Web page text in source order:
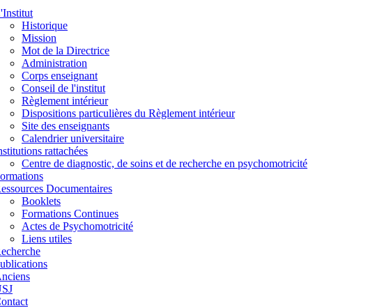
Historique
Mission
Mot de la Directrice
Administration
Corps enseignant
Conseil de l'institut
Règlement intérieur
Dispositions particulières du Règlement intérieur
Site des enseignants
Calendrier universitaire
rattachées
Centre de diagnostic, de soins et de recherche en psychomotricité
Documentaires
Booklets
Formations Continues
Actes de Psychomotricité
Liens utiles